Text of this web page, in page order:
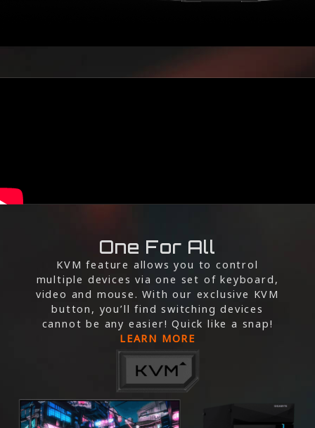
One For All
KVM feature allows you to control
multiple devices via one set of keyboard,
video and mouse. With our exclusive KVM
button, you’ll find switching devices
cannot be any easier! Quick like a snap!
LEARN MORE